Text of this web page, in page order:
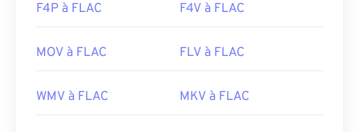
F4P à FLAC F4V à FLAC
MOV à FLAC FLV à FLAC
WMV à FLAC MKV à FLAC